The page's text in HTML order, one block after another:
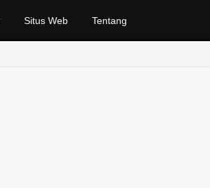
Situs Web Tentang